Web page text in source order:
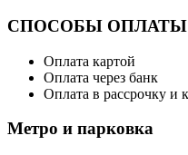
СПОСОБЫ ОПЛАТЫ
Оплата картой
Оплата через банк
Оплата в рассрочку и
Метро и парковка